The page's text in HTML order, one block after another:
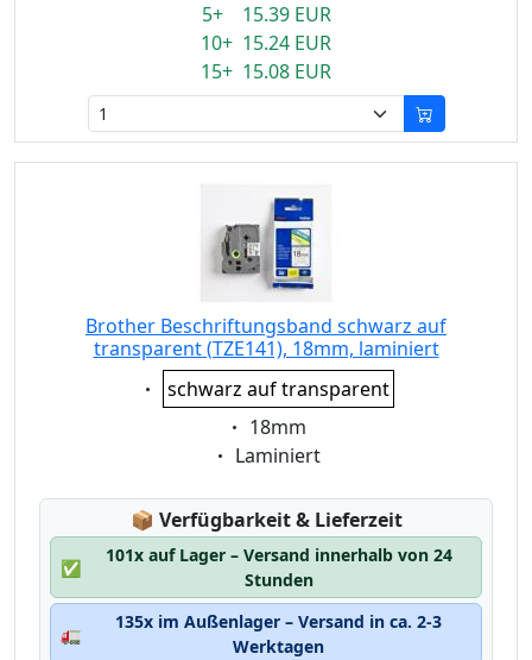
5+ 15.39 EUR
10+ 15.24 EUR
15+ 15.08 EUR
Brother Beschriftungsband schwarz auf
transparent (TZE141), 18mm, laminiert
Eigenschaft:
schwarz auf transparent
Eigenschaft:
18mm
Eigenschaft:
Laminiert
📦 Lagerstatus:
Verfügbarkeit & Lieferzeit
✅
101x auf Lager – Versand innerhalb von 24
Stunden
🚛
135x im Außenlager – Versand in ca. 2-3
Werktagen